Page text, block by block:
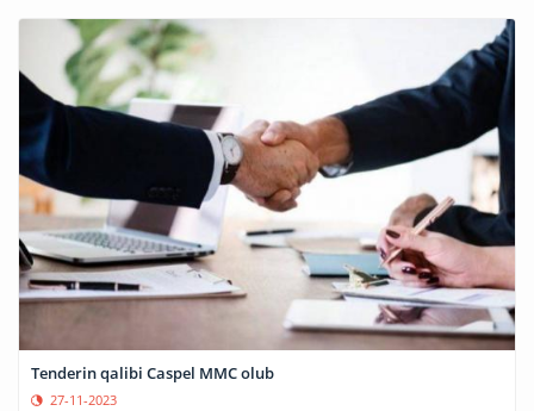
Tenderin qalibi Caspel MMC olub
27-11-2023